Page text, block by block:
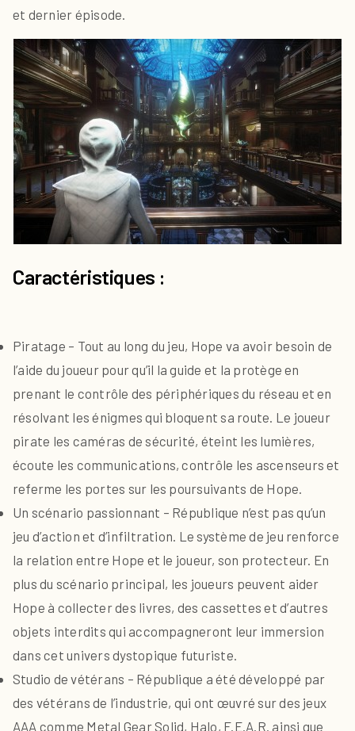
et dernier épisode.
Caractéristiques :
Piratage – Tout au long du jeu, Hope va avoir besoin de
l’aide du joueur pour qu’il la guide et la protège en
prenant le contrôle des périphériques du réseau et en
résolvant les énigmes qui bloquent sa route. Le joueur
pirate les caméras de sécurité, éteint les lumières,
écoute les communications, contrôle les ascenseurs et
referme les portes sur les poursuivants de Hope.
Un scénario passionnant – République n’est pas qu’un
jeu d’action et d’infiltration. Le système de jeu renforce
la relation entre Hope et le joueur, son protecteur. En
plus du scénario principal, les joueurs peuvent aider
Hope à collecter des livres, des cassettes et d’autres
objets interdits qui accompagneront leur immersion
dans cet univers dystopique futuriste.
Studio de vétérans – République a été développé par
des vétérans de l’industrie, qui ont œuvré sur des jeux
AAA comme Metal Gear Solid, Halo, F.E.A.R. ainsi que